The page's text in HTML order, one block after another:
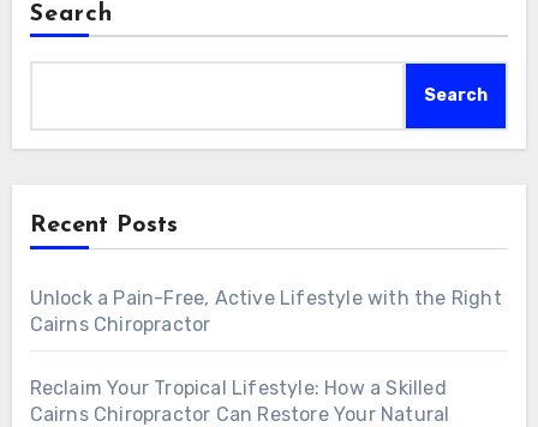
Search
Search
Recent Posts
Unlock a Pain-Free, Active Lifestyle with the Right
Cairns Chiropractor
Reclaim Your Tropical Lifestyle: How a Skilled
Cairns Chiropractor Can Restore Your Natural